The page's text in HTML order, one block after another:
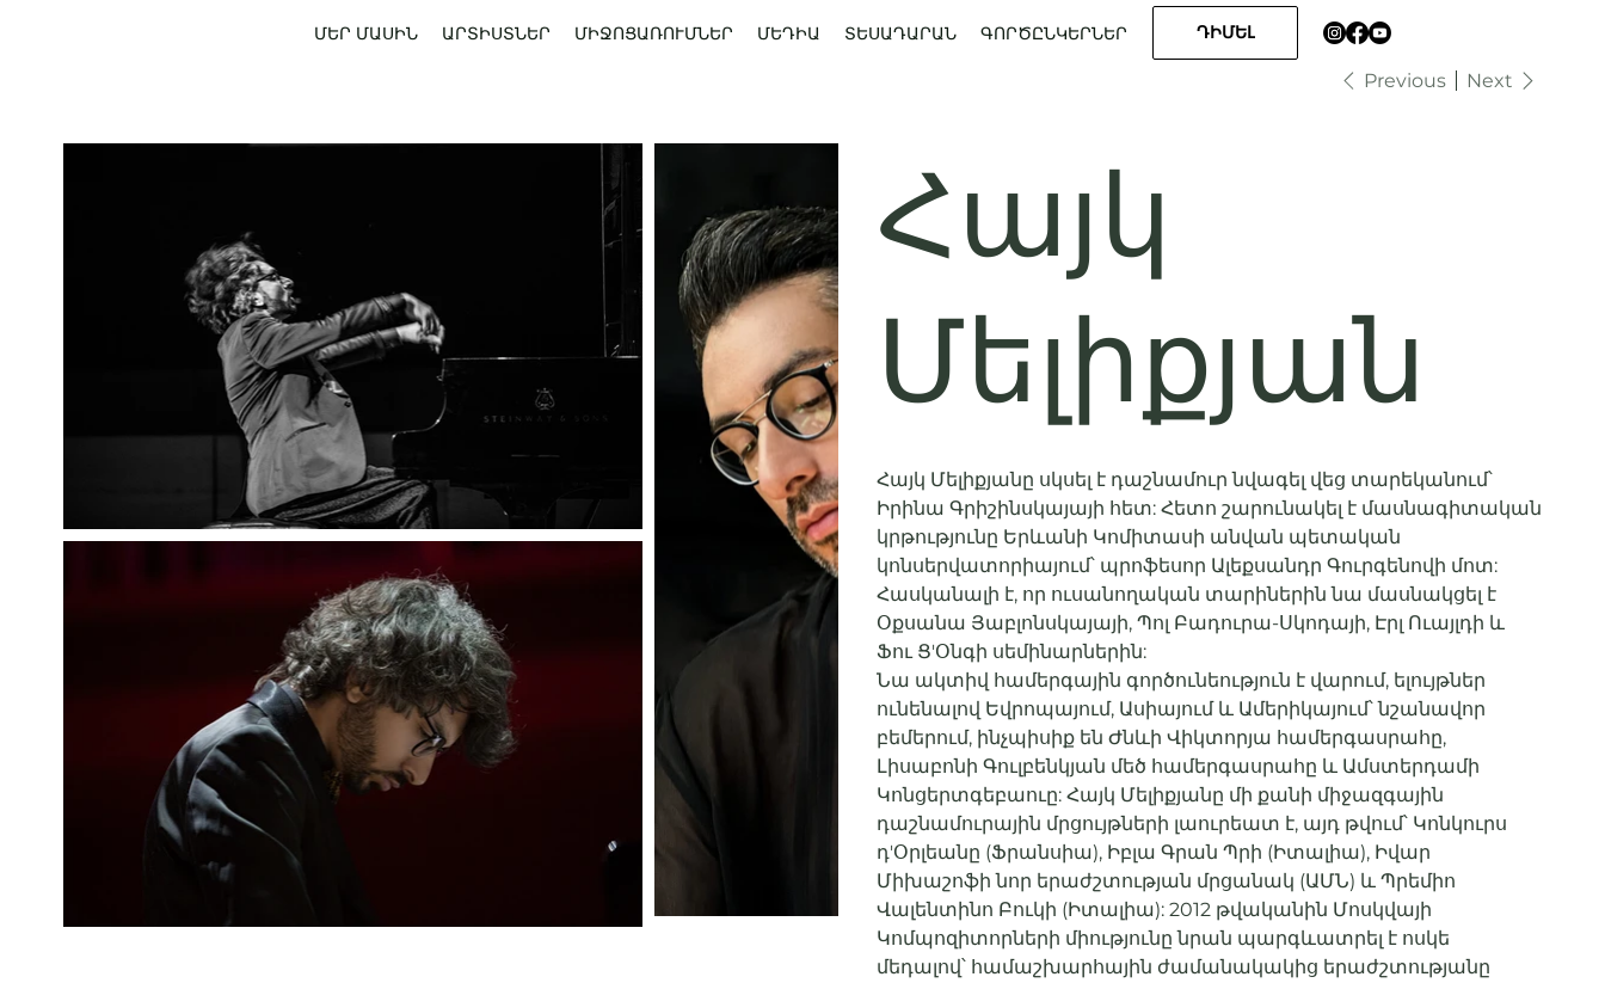
ՄԵՐ ՄԱՍԻՆ ԱՐՏԻՍՏՆԵՐ ՄԻՋՈՑԱՌՈՒՄՆԵՐ ՄԵԴԻԱ ՏԵՍԱԴԱՐԱՆ ԳՈՐԾԸՆԿԵՐՆԵՐ ԴԻՄԵԼ
Previous Next
Հայկ
Մելիքյան
Հայկ Մելիքյանը սկսել է դաշնամուր նվագել վեց տարեկանում՝
Իրինա Գրիշինսկայայի հետ: Հետո շարունակել է մասնագիտական
կրթությունը Երևանի Կոմիտասի անվան պետական
կոնսերվատորիայում՝ պրոֆեսոր Ալեքսանդր Գուրգենովի մոտ:
Հասկանալի է, որ ուսանողական տարիներին նա մասնակցել է
Օքսանա Յաբլոնսկայայի, Պոլ Բադուրա-Սկոդայի, Էրլ Ուայլդի և
Ֆու Ց'Օնգի սեմինարներին:
Նա ակտիվ համերգային գործունեություն է վարում, ելույթներ
ունենալով Եվրոպայում, Ասիայում և Ամերիկայում՝ նշանավոր
բեմերում, ինչպիսիք են Ժնևի Վիկտորյա համերգասրահը,
Լիսաբոնի Գուլբենկյան մեծ համերգասրահը և Ամստերդամի
Կոնցերտգեբաուը: Հայկ Մելիքյանը մի քանի միջազգային
դաշնամուրային մրցույթների լաուրեատ է, այդ թվում՝ Կոնկուրս
դ'Օրլեանը (Ֆրանսիա), Իբլա Գրան Պրի (Իտալիա), Իվար
Միխաշոֆի նոր երաժշտության մրցանակ (ԱՄՆ) և Պրեմիո
Վալենտինո Բուկի (Իտալիա): 2012 թվականին Մոսկվայի
Կոմպոզիտորների միությունը նրան պարգևատրել է ոսկե
մեդալով՝ համաշխարհային ժամանակակից երաժշտությանը